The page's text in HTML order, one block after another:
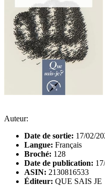
Auteur:
Date de sortie: 17/02/
Langue: Français
Broché: 128
Date de publication:
ASIN: 2130816533
Éditeur: QUE SAIS JE